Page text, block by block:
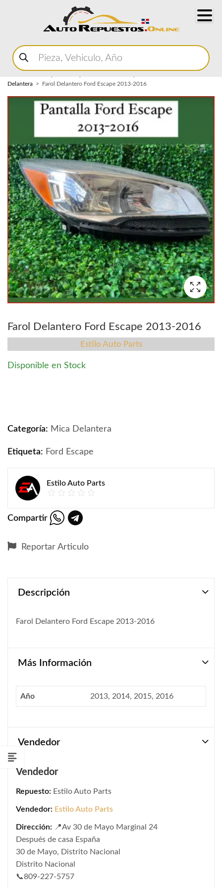
Buscar
productos
Delantera
Farol Delantero Ford Escape 2013-2016
Farol Delantero Ford Escape 2013-2016
Estilo Auto Parts
Disponible en Stock
Categoría: Mica Delantera
Etiqueta: Ford Escape
Estilo Auto Parts
Compartir
Reportar Articulo
Descripción
Farol Delantero Ford Escape 2013-2016
Más Información
Año 2013, 2014, 2015, 2016
Vendedor
Vendedor
Repuesto: Estilo Auto Parts
Vendedor: Estilo Auto Parts
Dirección: 📍Av 30 de Mayo Marginal 24
Después de casa España
30 de Mayo, Distrito Nacional
Distrito Nacional
📞809-227-5757